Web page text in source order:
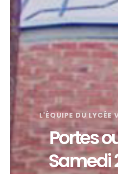
L'ÉQUIPE DU LYCÉE
Portes
Samedi